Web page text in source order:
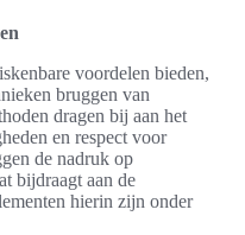
voordelen bieden,
bruggen van
dragen bij aan het
en respect voor
de nadruk op
bijdraagt aan de
hierin zijn onder